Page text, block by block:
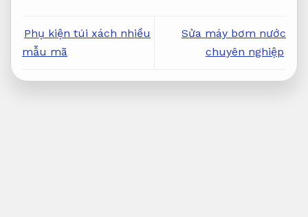
Phụ kiện túi xách nhiều
mẫu mã
Sửa máy bơm nước
chuyên nghiệp